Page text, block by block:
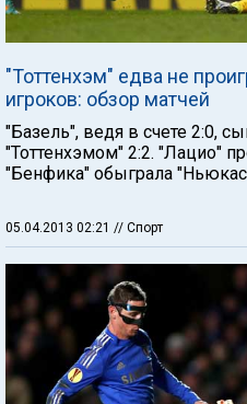
"Тоттенхэм" едва не
игроков: обзор матчей
"Базель", ведя в счете 2:0,
"Тоттенхэмом" 2:2. "Лацио"
"Бенфика" обыграла
05.04.2013 02:21 // Спорт